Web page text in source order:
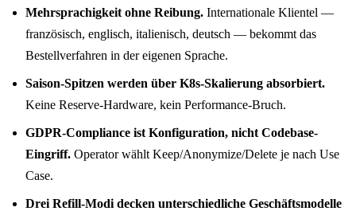
Mehrsprachigkeit ohne Reibung. Internationale Klientel —
französisch, englisch, italienisch, deutsch — bekommt das
Bestellverfahren in der eigenen Sprache.
Saison-Spitzen werden über K8s-Skalierung absorbiert.
Keine Reserve-Hardware, kein Performance-Bruch.
GDPR-Compliance ist Konfiguration, nicht Codebase-
Eingriff. Operator wählt Keep/Anonymize/Delete je nach Use
Case.
Drei Refill-Modi decken unterschiedliche Geschäftsmodelle